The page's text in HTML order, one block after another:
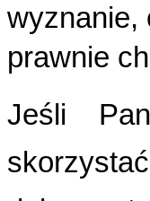
wyznanie,
prawnie
Jeśli